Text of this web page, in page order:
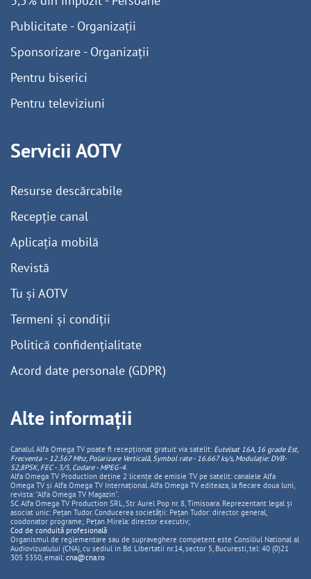
Publicitate - Organizații
Sponsorizare - Organizații
Pentru biserici
Pentru televiziuni
Servicii AOTV
Resurse descărcabile
Recepție canal
Aplicația mobilă
Revistă
Tu și AOTV
Termeni și condiții
Politică confidențialitate
Acord date personale (GDPR)
Alte informații
Canalul Alfa Omega TV poate fi recepționat gratuit via satelit: Eutelsat 16A, 16 grade Est,
Frecventa – 12.567 Mhz, PolarizareVerticală, Symbol rate - 16.667 ks/s, Modulație: DVB-
S2,8PSK, FEC - 3/5, Codare - MPEG-4.
Alfa Omega TV Production deține 2 licențe de emisie TV pe satelit: canalele Alfa
Omega TV și Alfa Omega TV Internațional. Alfa Omega TV editeaza, la fiecare doua luni,
revista: "Alfa Omega TV Magazin".
SC Alfa Omega TV Production SRL, Str Aurel Pop nr. 8, Timisoara. Reprezentant legal și
asociat unic: Pețan Tudor. Conducerea societății: Pețan Tudor: director general,
coodonator programe; Pețan Mirela: director executiv;
Cod de conduită profesională
Organismul de reglementare sau de supraveghere competent este Consiliul National al
Audiovizualului (CNA), cu sediul in Bd. Libertatii nr.14, sector 5, Bucuresti, tel: 40 (0)21
305 5350, email: cna@cna.ro